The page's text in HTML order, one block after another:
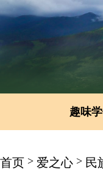
趣味
首页 > 爱之心 > 民